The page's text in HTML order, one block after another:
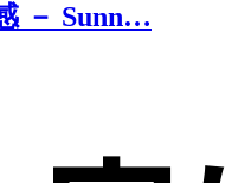
－ Sunn…